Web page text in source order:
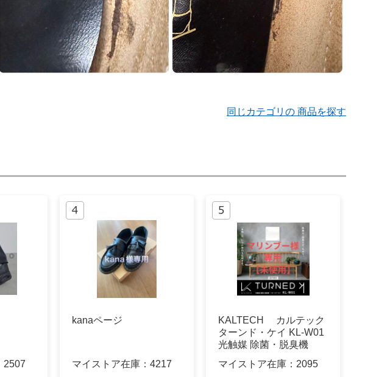
同じカテゴリの 商品を探す
2507
kanaページ
マイストア在庫： 4217
KALTECH カルテック
ターンド・ケイ KL-W01
光触媒 除菌・脱臭機
マイストア在庫： 2095